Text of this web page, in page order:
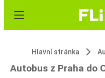
Hlavní stránka
Autobus z Praha do